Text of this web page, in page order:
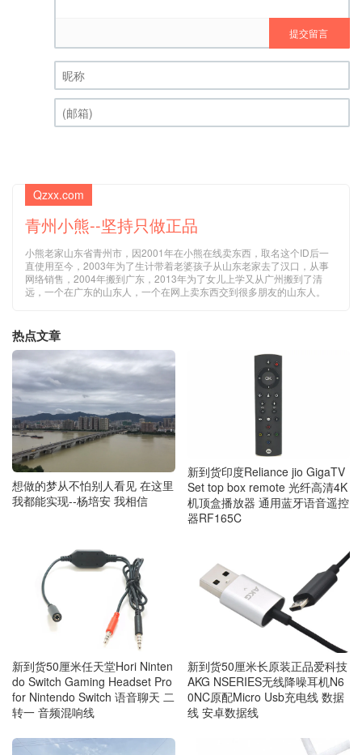
提交留言
昵称 (必填)
Qzxx.com
青州小熊--坚持只做正品
小熊老家山东省青州市，因2001年在小熊在线卖东西，取名这个ID后一
直使用至今，2003年为了生计带着老婆孩子从山东老家去了汉口，从事
网络销售，2004年搬到广东，2013年为了女儿上学又从广州搬到了清
远，一个在广东的山东人，一个在网上卖东西交到很多朋友的山东人。
热点文章
想做的梦从不怕别人看见 在这里
我都能实现--杨培安 我相信
新到货印度Reliance jio GigaTV
Set top box remote 光纤高清4K
机顶盒播放器 通用蓝牙语音遥控
器RF165C
新到货50厘米任天堂Hori Ninten
do Switch Gaming Headset Pro
for Nintendo Switch 语音聊天 二
转一 音频混响线
新到货50厘米长原装正品爱科技
AKG NSERIES无线降噪耳机N6
0NC原配Micro Usb充电线 数据
线 安卓数据线